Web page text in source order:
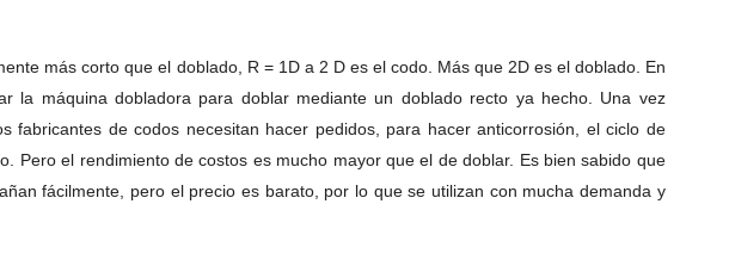
más corto que el doblado, R = 1D a 2 D es el codo. Más que 2D es el doblado. En
la máquina dobladora para doblar mediante un doblado recto ya hecho. Una vez
fabricantes de codos necesitan hacer pedidos, para hacer anticorrosión, el ciclo de
Pero el rendimiento de costos es mucho mayor que el de doblar. Es bien sabido que
fácilmente, pero el precio es barato, por lo que se utilizan con mucha demanda y